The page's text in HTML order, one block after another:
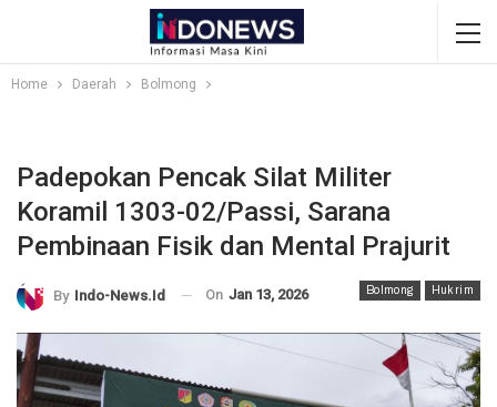
Home Daerah Bolmong
Padepokan Pencak Silat Militer
Koramil 1303-02/Passi, Sarana
Pembinaan Fisik dan Mental Prajurit
Bolmong Hukrim
By Indo-News.id On Jan 13, 2026